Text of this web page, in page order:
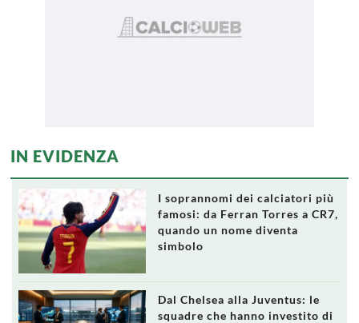
IN EVIDENZA
I soprannomi dei calciatori più
famosi: da Ferran Torres a CR7,
quando un nome diventa
simbolo
Dal Chelsea alla Juventus: le
squadre che hanno investito di